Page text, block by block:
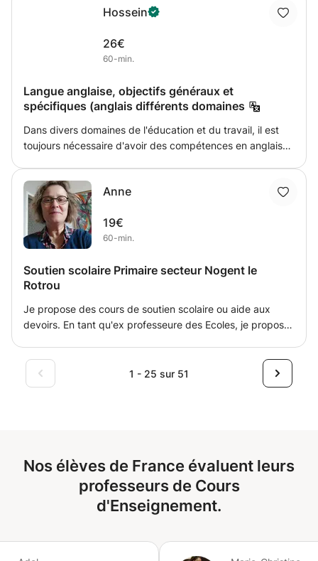
nombreux élèves peu importe leur niveau. Pour une
meilleur en mathématiques n’hésitez pas à me contacter.
Hossein
26€
60-min.
Langue anglaise, objectifs généraux et
spécifiques (anglais différents domaines
Dans divers domaines de l'éducation et du travail, il est
toujours nécessaire d'avoir des compétences en anglais
avec les personnes avec qui nous interagissons.
oralement ou par écrit. En tant qu'expert du futur des
affaires, connaître l'anglais nous aide à promouvoir notre
niveau de compétence professionnelle.
Anne
19€
60-min.
Soutien scolaire Primaire secteur Nogent le
Rotrou
Je propose des cours de soutien scolaire ou aide aux
devoirs. En tant qu'ex professeure des Ecoles, je propose
travaillé en Rased auprès d'élèves en difficultés.
1 - 25 sur 51
Nos élèves de France évaluent leurs
professeurs de Cours
d'Enseignement.